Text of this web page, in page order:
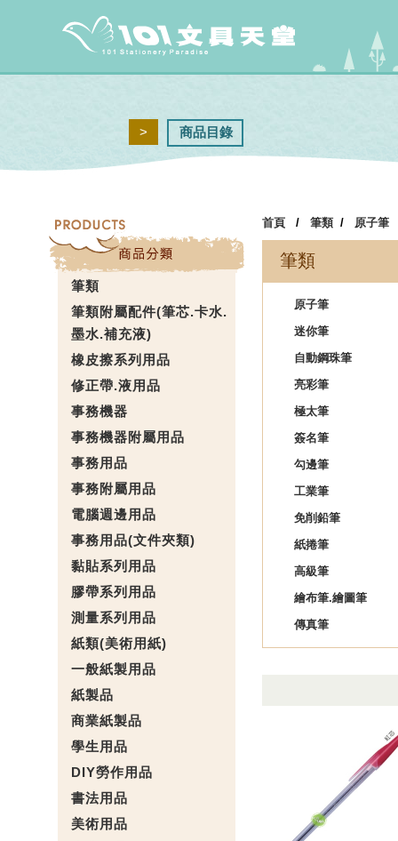
> 商品目錄
筆類
筆類附屬配件(筆芯.卡水.
墨水.補充液)
橡皮擦系列用品
修正帶.液用品
事務機器
事務機器附屬用品
事務用品
事務附屬用品
電腦週邊用品
事務用品(文件夾類)
黏貼系列用品
膠帶系列用品
測量系列用品
紙類(美術用紙)
一般紙製用品
紙製品
商業紙製品
學生用品
DIY勞作用品
書法用品
美術用品
首頁 / 筆類/ 原子筆
筆類
原子筆
迷你筆
自動鋼珠筆
亮彩筆
極太筆
簽名筆
勾邊筆
工業筆
免削鉛筆
紙捲筆
高級筆
繪布筆.繪圖筆
傳真筆